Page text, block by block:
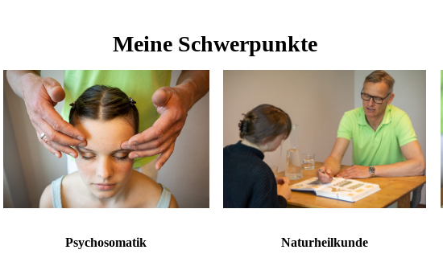
Meine Schwerpunkte
Psychosomatik
Naturheilkunde